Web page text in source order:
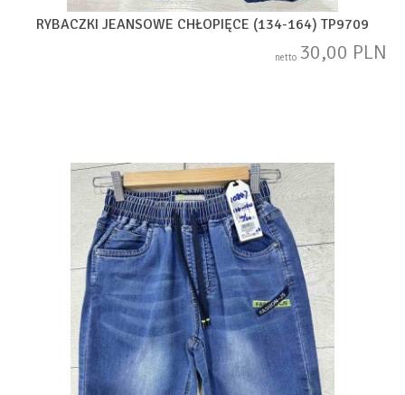
RYBACZKI JEANSOWE CHŁOPIĘCE (134-164) TP9709
netto 30,00 PLN